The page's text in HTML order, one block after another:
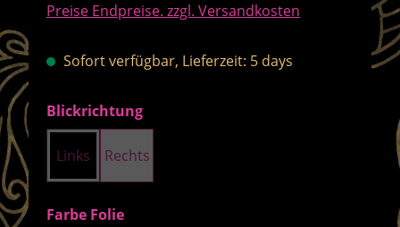
Preise Endpreise. zzgl. Versandkosten
Sofort verfügbar, Lieferzeit: 5 days
Blickrichtungauswählen
Links Rechts
Farbe Folieauswählen